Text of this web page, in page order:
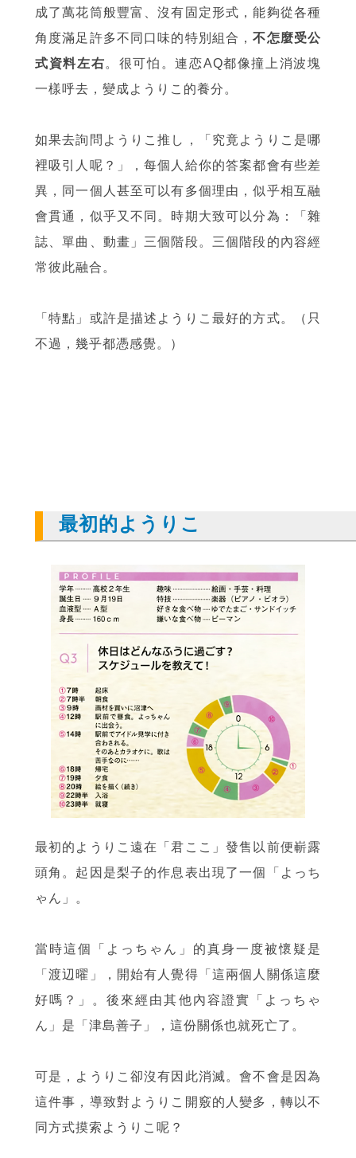
成了萬花筒般豐富、沒有固定形式，能夠從各種
角度滿足許多不同口味的特別組合，不怎麼受公
式資料左右。很可怕。連恋AQ都像撞上消波塊
一樣呼去，變成ようりこ的養分。
如果去詢問ようりこ推し，「究竟ようりこ是哪
裡吸引人呢？」，每個人給你的答案都會有些差
異，同一個人甚至可以有多個理由，似乎相互融
會貫通，似乎又不同。時期大致可以分為：「雜
誌、單曲、動畫」三個階段。三個階段的內容經
常彼此融合。
「特點」或許是描述ようりこ最好的方式。（只
不過，幾乎都憑感覺。）
最初的ようりこ
最初的ようりこ遠在「君ここ」發售以前便嶄露
頭角。起因是梨子的作息表出現了一個「よっち
ゃん」。
當時這個「よっちゃん」的真身一度被懷疑是
「渡辺曜」，開始有人覺得「這兩個人關係這麼
好嗎？」。後來經由其他內容證實「よっちゃ
ん」是「津島善子」，這份關係也就死亡了。
可是，ようりこ卻沒有因此消滅。會不會是因為
這件事，導致對ようりこ開竅的人變多，轉以不
同方式摸索ようりこ呢？